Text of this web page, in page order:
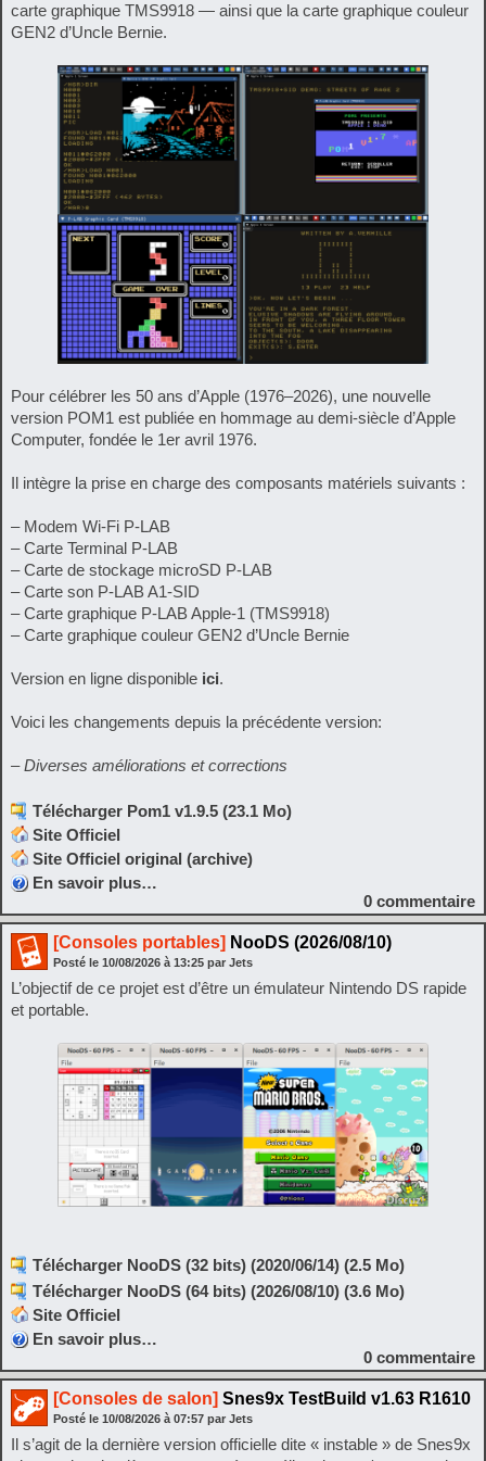
carte graphique TMS9918 — ainsi que la carte graphique couleur
GEN2 d’Uncle Bernie.
Pour célébrer les 50 ans d’Apple (1976–2026), une nouvelle
version POM1 est publiée en hommage au demi‑siècle d’Apple
Computer, fondée le 1er avril 1976.
Il intègre la prise en charge des composants matériels suivants :
– Modem Wi-Fi P-LAB
– Carte Terminal P-LAB
– Carte de stockage microSD P-LAB
– Carte son P-LAB A1-SID
– Carte graphique P-LAB Apple-1 (TMS9918)
– Carte graphique couleur GEN2 d’Uncle Bernie
Version en ligne disponible ici.
Voici les changements depuis la précédente version:
– Diverses améliorations et corrections
Télécharger Pom1 v1.9.5 (23.1 Mo)
Site Officiel
Site Officiel original (archive)
En savoir plus…
0 commentaire
[Consoles portables] NooDS (2026/08/10)
Posté le 10/08/2026 à 13:25 par Jets
L’objectif de ce projet est d’être un émulateur Nintendo DS rapide
et portable.
Télécharger NooDS (32 bits) (2020/06/14) (2.5 Mo)
Télécharger NooDS (64 bits) (2026/08/10) (3.6 Mo)
Site Officiel
En savoir plus…
0 commentaire
[Consoles de salon] Snes9x TestBuild v1.63 R1610
Posté le 10/08/2026 à 07:57 par Jets
Il s’agit de la dernière version officielle dite « instable » de Snes9x